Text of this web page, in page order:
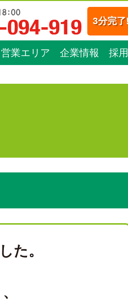
3分完
営業エリア 企業情報 採
た。